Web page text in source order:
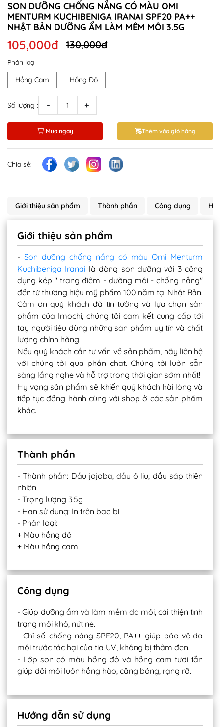
SON DƯỠNG CHỐNG NẮNG CÓ MÀU OMI
MENTURM KUCHIBENIGA IRANAI SPF20 PA++
NHẬT BẢN DƯỠNG ẨM LÀM MÊM MÔI 3.5G
105,000đ 130,000đ
Phân loại
Hồng Cam
Hồng Đỏ
Số lượng : - +
Mua ngay Thêm vào giỏ hàng
Chia sẻ:
Giới thiệu sản phẩm Thành phần Công dụng
Giới thiệu sản phẩm
- Son dưỡng chống nắng có màu Omi Menturm
Kuchibeniga Iranai là dòng son dưỡng với 3 công
dụng kép " trang điểm - dưỡng môi - chống nắng"
đến từ thương hiệu mỹ phẩm 100 năm tại Nhật Bản.
Cảm ơn quý khách đã tin tưởng và lựa chọn sản
phẩm của Imochi, chúng tôi cam kết cung cấp tới
tay người tiêu dùng những sản phẩm uy tín và chất
lượng chính hãng.
Nếu quý khách cần tư vấn về sản phẩm, hãy liên hệ
với chúng tôi qua phần chat. Chúng tôi luôn sẵn
sàng lắng nghe và hỗ trợ trong thời gian sớm nhất!
Hy vọng sản phẩm sẽ khiến quý khách hài lòng và
tiếp tục đồng hành cùng với shop ở các sản phẩm
khác.
Thành phần
- Thành phần: Dầu jojoba, dầu ô liu, dầu sáp thiên
nhiên
- Trọng lượng 3.5g
- Hạn sử dụng: In trên bao bì
- Phân loại:
+ Màu hồng đỏ
+ Màu hồng cam
Công dụng
- Giúp dưỡng ẩm và làm mềm da môi, cải thiện tình
trạng môi khô, nứt nẻ.
- Chỉ số chống nắng SPF20, PA++ giúp bảo vệ da
môi trước tác hại của tia UV, không bị thâm đen.
- Lớp son có màu hồng đỏ và hồng cam tươi tắn
giúp đôi môi luôn hồng hào, căng bóng, rạng rỡ.
Hướng dẫn sử dụng